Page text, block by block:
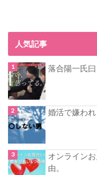
人気記事
落合陽一氏
婚活で嫌わ
オンライン
由。